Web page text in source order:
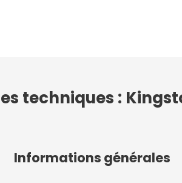
techniques :
Informations générales